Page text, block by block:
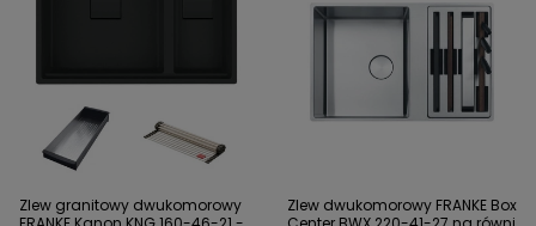
Zlew granitowy dwukomorowy
Zlew dwukomorowy FRANKE Box